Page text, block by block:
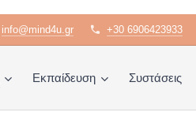
info@mind4u.gr +30 6906423933
Εκπαίδευση Συστάσεις